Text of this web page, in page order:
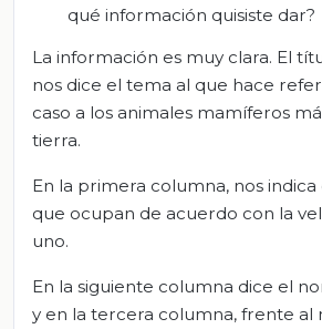
qué información quisiste dar?
La información es muy clara. El
nos dice el tema al que hace
caso a los animales mamíferos
tierra.
En la primera columna, nos
que ocupan de acuerdo con la
uno.
En la siguiente columna dice el
y en la tercera columna, frente al